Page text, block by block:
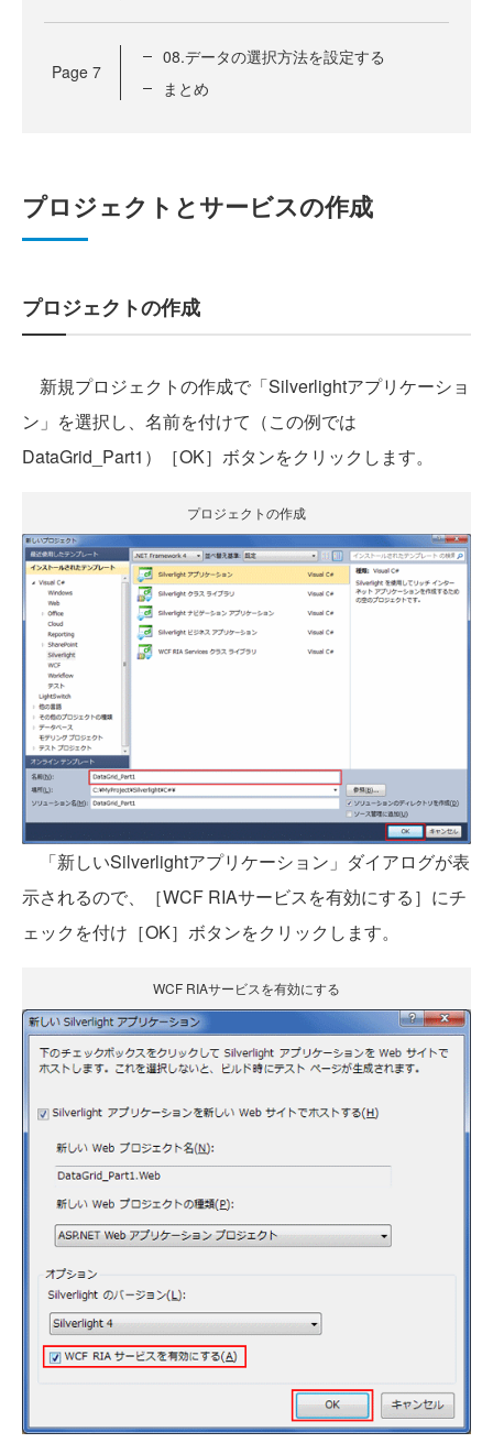
Page 7
08.データの選択方法を設定する
まとめ
プロジェクトとサービスの作成
プロジェクトの作成
新規プロジェクトの作成で「Silverlightアプリケーショ
ン」を選択し、名前を付けて（この例では
DataGrid_Part1）［OK］ボタンをクリックします。
プロジェクトの作成
「新しいSilverlightアプリケーション」ダイアログが表
示されるので、［WCF RIAサービスを有効にする］にチ
ェックを付け［OK］ボタンをクリックします。
WCF RIAサービスを有効にする